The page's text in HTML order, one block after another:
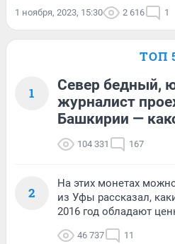
1 ноября, 2023, 15:30 2 616 1
ТОП
1
Север бедный,
журналист
Башкирии —
104 331 167
2
На этих монетах
из Уфы рассказал,
2016 год обладают
46 737 11